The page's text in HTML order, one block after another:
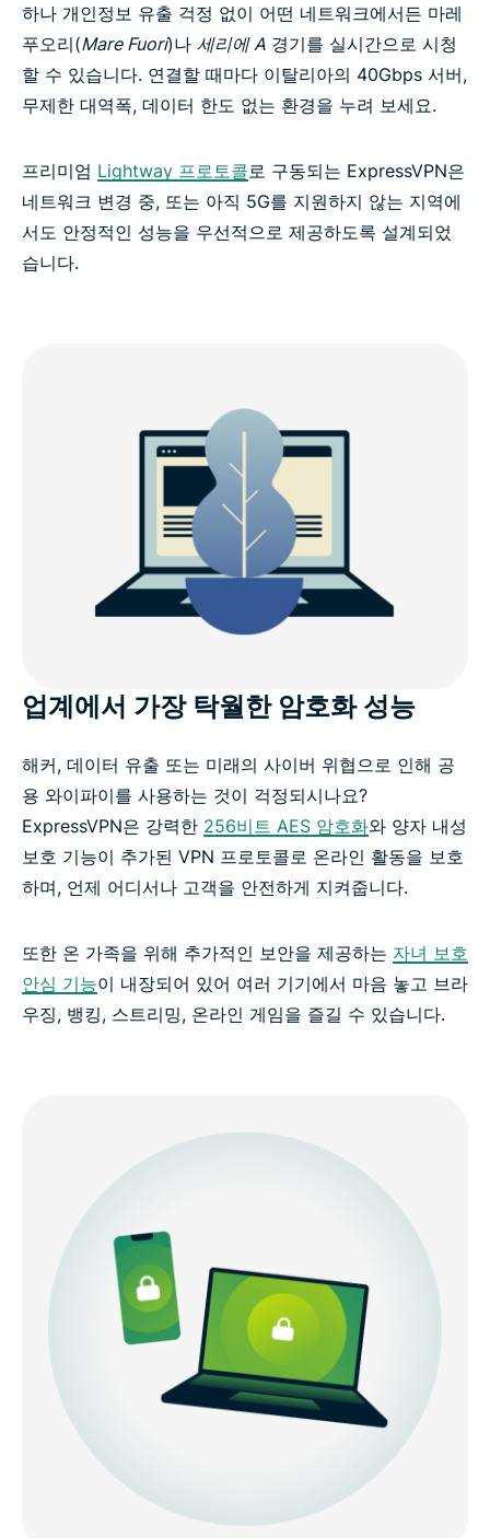
하나 개인정보 유출 걱정 없이 어떤 네트워크에서든 마레
푸오리(Mare Fuori)나 세리에 A 경기를 실시간으로 시청
할 수 있습니다. 연결할 때마다 이탈리아의 40Gbps 서버,
무제한 대역폭, 데이터 한도 없는 환경을 누려 보세요.
프리미엄 Lightway 프로토콜로 구동되는 ExpressVPN은
네트워크 변경 중, 또는 아직 5G를 지원하지 않는 지역에
서도 안정적인 성능을 우선적으로 제공하도록 설계되었
습니다.
업계에서 가장 탁월한 암호화 성능
해커, 데이터 유출 또는 미래의 사이버 위협으로 인해 공
용 와이파이를 사용하는 것이 걱정되시나요?
ExpressVPN은 강력한 256비트 AES 암호화와 양자 내성
보호 기능이 추가된 VPN 프로토콜로 온라인 활동을 보호
하며, 언제 어디서나 고객을 안전하게 지켜줍니다.
또한 온 가족을 위해 추가적인 보안을 제공하는 자녀 보호
안심 기능이 내장되어 있어 여러 기기에서 마음 놓고 브라
우징, 뱅킹, 스트리밍, 온라인 게임을 즐길 수 있습니다.